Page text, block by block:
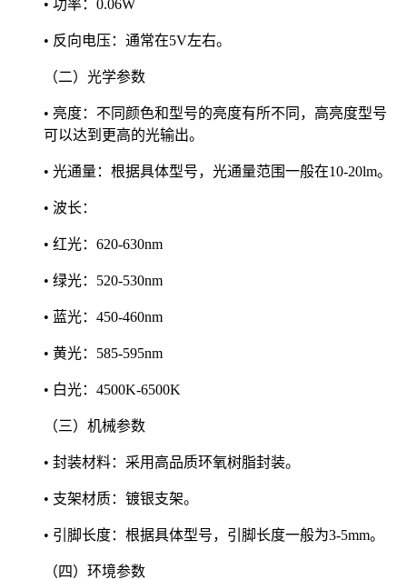
• 功率：0.06W
• 反向电压：通常在5V左右。
（二）光学参数
• 亮度：不同颜色和型号的亮度有所不同，高亮度型号
可以达到更高的光输出。
• 光通量：根据具体型号，光通量范围一般在10-20lm。
• 波长：
• 红光：620-630nm
• 绿光：520-530nm
• 蓝光：450-460nm
• 黄光：585-595nm
• 白光：4500K-6500K
（三）机械参数
• 封装材料：采用高品质环氧树脂封装。
• 支架材质：镀银支架。
• 引脚长度：根据具体型号，引脚长度一般为3-5mm。
（四）环境参数